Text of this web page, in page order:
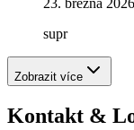
23. března 2026
supr
Zobrazit více
Kontakt &